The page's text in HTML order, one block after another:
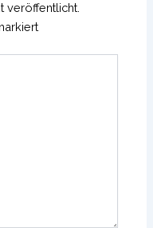
veröffentlicht.